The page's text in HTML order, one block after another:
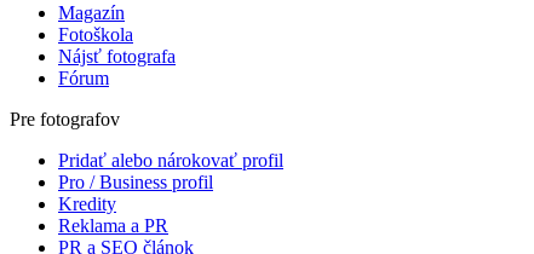
Magazín
Fotoškola
Nájsť fotografa
Fórum
Pre fotografov
Pridať alebo nárokovať profil
Pro / Business profil
Kredity
Reklama a PR
PR a SEO článok